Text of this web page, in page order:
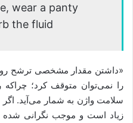
wear a panty
the fluid.”
«داشتن مقدار مشخصی ترشح
را نمی‌توان متوقف کرد؛
سلامت واژن به شمار می‌آید.
زیاد است و موجب نگرانی شده